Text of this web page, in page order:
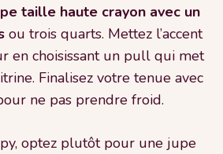
taille haute crayon avec un
ou trois quarts. Mettez l’accent
en choisissant un pull qui met
Finalisez votre tenue avec
ne pas prendre froid.
optez plutôt pour une jupe